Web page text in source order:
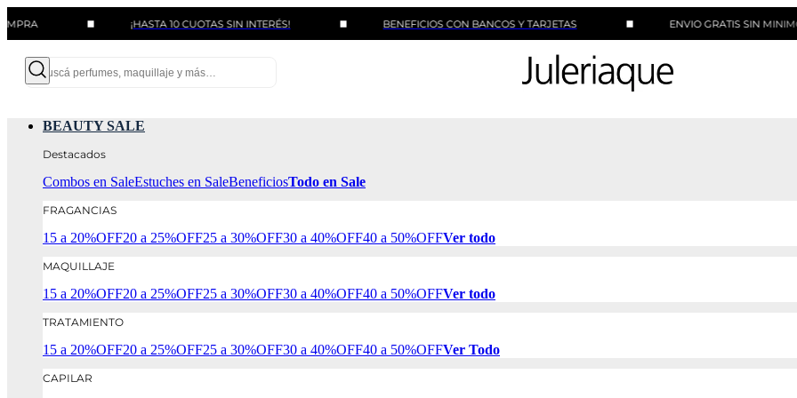
¡HASTA 10 CUOTAS SIN INTERÉS! BENEFICIOS CON BANCOS Y TARJETAS ENVIO GRATIS SIN MINIMO DE
BEAUTY SALE
Destacados
Combos en SaleEstuches en SaleBeneficiosTodo en Sale
FRAGANCIAS
15 a 20%OFF20 a 25%OFF25 a 30%OFF30 a 40%OFF40 a 50%OFFVer todo
MAQUILLAJE
15 a 20%OFF20 a 25%OFF25 a 30%OFF30 a 40%OFF40 a 50%OFFVer todo
TRATAMIENTO
15 a 20%OFF20 a 25%OFF25 a 30%OFF30 a 40%OFF40 a 50%OFFVer Todo
CAPILAR